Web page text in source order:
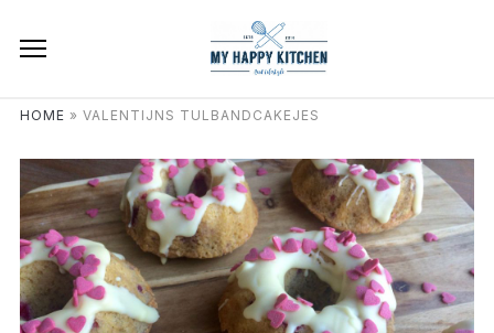
HOME » VALENTIJNS TULBANDCAKEJES